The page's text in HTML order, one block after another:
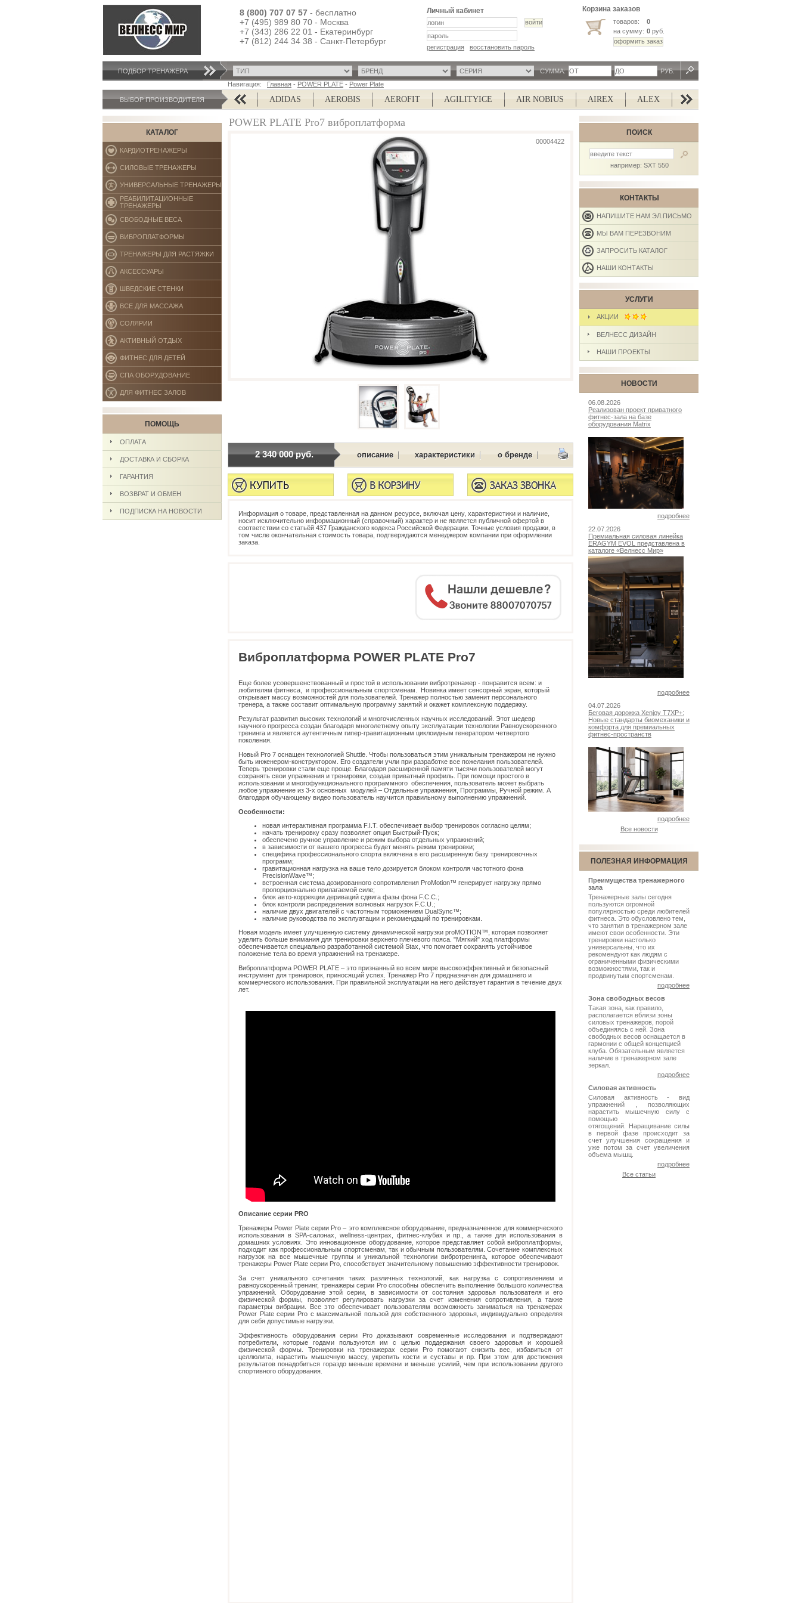
8 (800) 707 07 57 - бесплатно
+7 (495) 989 80 70 - Москва
+7 (343) 286 22 01 - Екатеринбург
+7 (812) 244 34 38 - Санкт-Петербург
Личный кабинет
регистрация восстановить пароль
Корзина заказов
товаров:
0
на сумму: 0 руб.
ПОДБОР ТРЕНАЖЕРA СУММА:
РУБ.
Навигация: Главная - POWER PLATE - Power Plate
ВЫБОР ПРОИЗВОДИТЕЛЯAB COASTER ADIDAS AEROBIS AEROFIT AGILITYICE AIR NOBIUS AIREX ALEX ALISUN
КАТАЛОГ
КАРДИОТРЕНАЖЕРЫ
СИЛОВЫЕ ТРЕНАЖЕРЫ
УНИВЕРСАЛЬНЫЕ ТРЕНАЖЕРЫ
РЕАБИЛИТАЦИОННЫЕ
ТРЕНАЖЕРЫ
СВОБОДНЫЕ ВЕСА
ВИБРОПЛАТФОРМЫ
ТРЕНАЖЕРЫ ДЛЯ РАСТЯЖКИ
АКСЕССУАРЫ
ШВЕДСКИЕ СТЕНКИ
ВСЕ ДЛЯ МАССАЖА
СОЛЯРИИ
АКТИВНЫЙ ОТДЫХ
ФИТНЕС ДЛЯ ДЕТЕЙ
СПА ОБОРУДОВАНИЕ
ДЛЯ ФИТНЕС ЗАЛОВ
ПОМОЩЬ
ОПЛАТА
ДОСТАВКА И СБОРКА
ГАРАНТИЯ
ВОЗВРАТ И ОБМЕН
ПОДПИСКА НА НОВОСТИ
00004422
POWER PLATE Pro7 виброплатформа
2 340 000 руб. описание | характеристики | о бренде |
Информация о товаре, представленная на данном ресурсе, включая цену, характеристики и наличие,
носит исключительно информационный (справочный) характер и не является публичной офертой в
соответствии со статьёй 437 Гражданского кодекса Российской Федерации. Точные условия продажи, в
том числе окончательная стоимость товара, подтверждаются менеджером компании при оформлении
заказа.
Виброплатформа POWER PLATE Pro7
Еще более усовершенствованный и простой в использовании вибротренажер - понравится всем: и
любителям фитнеса, и профессиональным спортсменам. Новинка имеет сенсорный экран, который
открывает массу возможностей для пользователей. Тренажер полностью заменит персонального
тренера, а также составит оптимальную программу занятий и окажет комплексную поддержку.
Результат развития высоких технологий и многочисленных научных исследований. Этот шедевр
научного прогресса создан благодаря многолетнему опыту эксплуатации технологии Равноускоренного
тренинга и является аутентичным гипер-гравитационным циклоидным генератором четвертого
поколения.
Новый Pro 7 оснащен технологией Shuttle. Чтобы пользоваться этим уникальным тренажером не нужно
быть инженером-конструктором. Его создатели учли при разработке все пожелания пользователей.
Теперь тренировки стали еще проще. Благодаря расширенной памяти тысячи пользователей могут
сохранять свои упражнения и тренировки, создав приватный профиль. При помощи простого в
использовании и многофункционального программного обеспечения, пользователь может выбрать
любое упражнение из 3-х основных модулей – Отдельные упражнения, Программы, Ручной режим. А
благодаря обучающему видео пользователь научится правильному выполнению упражнений.
Особенности:
новая интерактивная программа F.I.T. обеспечивает выбор тренировок согласно целям;
начать тренировку сразу позволяет опция Быстрый-Пуск;
обеспечено ручное управление и режим выбора отдельных упражнений;
в зависимости от вашего прогресса будет менять режим тренировки;
специфика профессионального спорта включена в его расширенную базу тренировочных
программ;
гравитационная нагрузка на ваше тело дозируется блоком контроля частотного фона
PrecisionWave™;
встроенная система дозированного сопротивления ProMotion™ генерирует нагрузку прямо
пропорционально прилагаемой силе;
блок авто-коррекции дериваций сдвига фазы фона F.C.C.;
блок контроля распределения волновых нагрузок F.C.U.;
наличие двух двигателей с частотным торможением DualSync™;
наличие руководства по эксплуатации и рекомендаций по тренировкам.
Новая модель имеет улучшенную систему динамической нагрузки proMOTION™, которая позволяет
уделить больше внимания для тренировки верхнего плечевого пояса. "Мягкий" ход платформы
обеспечивается специально разработанной системой Stax, что помогает сохранять устойчивое
положение тела во время упражнений на тренажере.
Виброплатформа POWER PLATE – это признанный во всем мире высокоэффективный и безопасный
инструмент для тренировок, приносящий успех. Тренажер Pro 7 предназначен для домашнего и
коммерческого использования. При правильной эксплуатации на него действует гарантия в течение двух
лет.
Описание серии PRO
Тренажеры Power Plate серии Pro – это комплексное оборудование, предназначенное для коммерческого
использования в SPA-салонах, wellness-центрах, фитнес-клубах и пр., а также для использования в
домашних условиях. Это инновационное оборудование, которое представляет собой виброплатформы,
подходит как профессиональным спортсменам, так и обычным пользователям. Сочетание комплексных
нагрузок на все мышечные группы и уникальной технологии вибротренинга, которое обеспечивают
тренажеры Power Plate серии Pro, способствует значительному повышению эффективности тренировок.
За счет уникального сочетания таких различных технологий, как нагрузка с сопротивлением и
равноускоренный тренинг, тренажеры серии Pro способны обеспечить выполнение большого количества
упражнений. Оборудование этой серии, в зависимости от состояния здоровья пользователя и его
физической формы, позволяет регулировать нагрузки за счет изменения сопротивления, а также
параметры вибрации. Все это обеспечивает пользователям возможность заниматься на тренажерах
Power Plate серии Pro с максимальной пользой для собственного здоровья, индивидуально определяя
для себя допустимые нагрузки.
Эффективность оборудования серии Pro доказывают современные исследования и подтверждают
потребители, которые годами пользуются им с целью поддержания своего здоровья и хорошей
физической формы. Тренировки на тренажерах серии Pro помогают снизить вес, избавиться от
целлюлита, нарастить мышечную массу, укрепить кости и суставы и пр. При этом для достижения
результатов понадобиться гораздо меньше времени и меньше усилий, чем при использовании другого
спортивного оборудования.
ПОИСК
например: SXT 550
КОНТАКТЫ
НАПИШИТЕ НАМ ЭЛ.ПИСЬМО
МЫ ВАМ ПЕРЕЗВОНИМ
ЗАПРОСИТЬ КАТАЛОГ
НАШИ КОНТАКТЫ
УСЛУГИ
АКЦИИ
ВЕЛНЕСС ДИЗАЙН
НАШИ ПРОЕКТЫ
НОВОСТИ
06.08.2026
Реализован проект приватного
фитнес-зала на базе
оборудования Matrix
подробнее
22.07.2026
Премиальная силовая линейка
ERAGYM EVOL представлена в
каталоге «Велнесс Мир»
подробнее
04.07.2026
Беговая дорожка Xenjoy T7XP+:
Новые стандарты биомеханики и
комфорта для премиальных
фитнес-пространств
подробнее
Все новости
ПОЛЕЗНАЯ ИНФОРМАЦИЯ
Преимущества тренажерного
зала
Тренажерные залы сегодня
пользуются огромной
популярностью среди любителей
фитнеса. Это обусловлено тем,
что занятия в тренажерном зале
имеют свои особенности. Эти
тренировки настолько
универсальны, что их
рекомендуют как людям с
ограниченными физическими
возможностями, так и
продвинутым спортсменам.
подробнее
Зона свободных весов
Такая зона, как правило,
располагается вблизи зоны
силовых тренажеров, порой
объединяясь с ней. Зона
свободных весов оснащается в
гармонии с общей концепцией
клуба. Обязательным является
наличие в тренажерном зале
зеркал.
подробнее
Силовая активность
Силовая активность - вид
упражнений , позволяющих
нарастить мышечную силу с
помощью
отягощений. Наращивание силы
в первой фазе происходит за
счет улучшения сокращения и
уже потом за счет увеличения
объема мышц.
подробнее
Все статьи